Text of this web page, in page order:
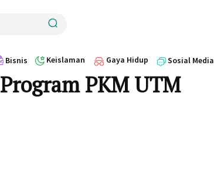
Bisnis Keislaman Gaya Hidup Sosial Media
Program PKM UTM